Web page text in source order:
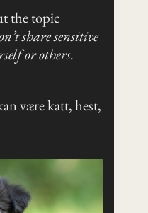
the topic
share sensitive
or others.
være katt, hest,